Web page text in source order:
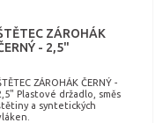
ZÁROHÁK
- 2,5"
ZÁROHÁK ČERNÝ -
Plastové držadlo, směs
a syntetických